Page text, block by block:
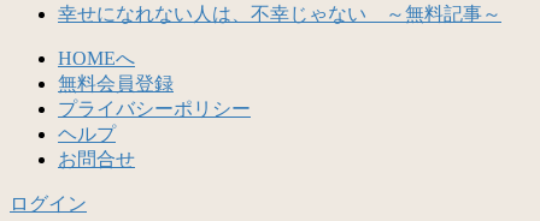
幸せになれない人は、不幸じゃない ～無料記事～
HOMEへ
無料会員登録
プライバシーポリシー
ヘルプ
お問合せ
ログイン